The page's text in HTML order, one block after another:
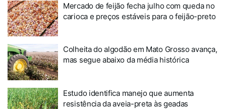
Mercado de feijão fecha julho com queda no
carioca e preços estáveis para o feijão-preto
Colheita do algodão em Mato Grosso avança,
mas segue abaixo da média histórica
Estudo identifica manejo que aumenta
resistência da aveia-preta às geadas